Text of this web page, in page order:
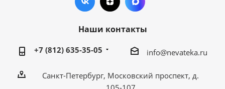
Наши контакты
+7 (812) 635-35-05 info@nevateka.ru
Санкт-Петербург, Московский проспект, д.